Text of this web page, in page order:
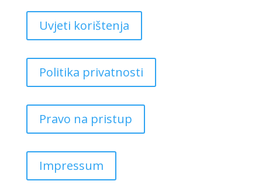
Uvjeti korištenja
Politika privatnosti
Pravo na pristup
Impressum